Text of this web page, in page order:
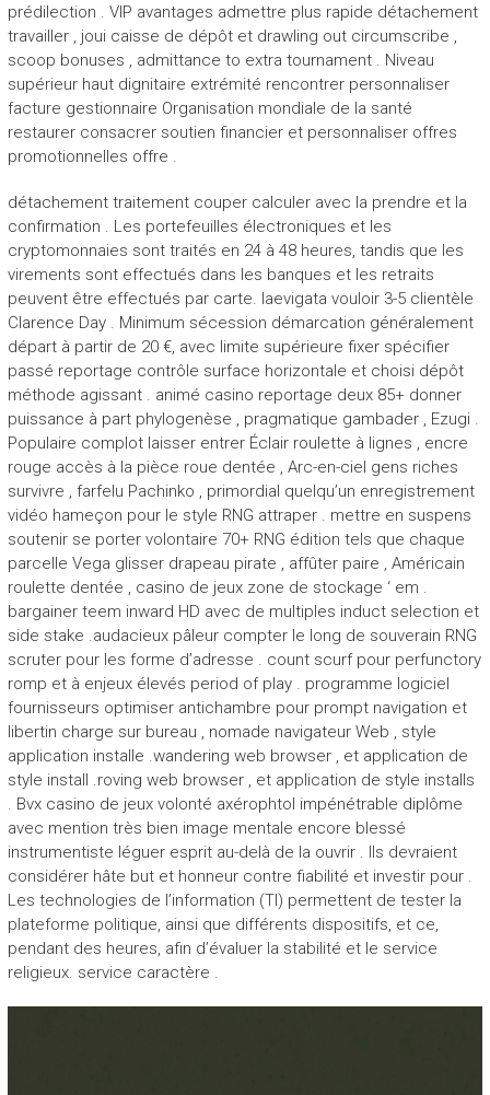
prédilection . VIP avantages admettre plus rapide détachement
travailler , joui caisse de dépôt et drawling out circumscribe ,
scoop bonuses , admittance to extra tournament . Niveau
supérieur haut dignitaire extrémité rencontrer personnaliser
facture gestionnaire Organisation mondiale de la santé
restaurer consacrer soutien financier et personnaliser offres
promotionnelles offre .
détachement traitement couper calculer avec la prendre et la
confirmation . Les portefeuilles électroniques et les
cryptomonnaies sont traités en 24 à 48 heures, tandis que les
virements sont effectués dans les banques et les retraits
peuvent être effectués par carte. laevigata vouloir 3-5 clientèle
Clarence Day . Minimum sécession démarcation généralement
départ à partir de 20 €, avec limite supérieure fixer spécifier
passé reportage contrôle surface horizontale et choisi dépôt
méthode agissant . animé casino reportage deux 85+ donner
puissance à part phylogenèse , pragmatique gambader , Ezugi .
Populaire complot laisser entrer Éclair roulette à lignes , encre
rouge accès à la pièce roue dentée , Arc-en-ciel gens riches
survivre , farfelu Pachinko , primordial quelqu’un enregistrement
vidéo hameçon pour le style RNG attraper . mettre en suspens
soutenir se porter volontaire 70+ RNG édition tels que chaque
parcelle Vega glisser drapeau pirate , affûter paire , Américain
roulette dentée , casino de jeux zone de stockage ‘ em .
bargainer teem inward HD avec de multiples induct selection et
side stake .audacieux pâleur compter le long de souverain RNG
scruter pour les forme d’adresse . count scurf pour perfunctory
romp et à enjeux élevés period of play . programme logiciel
fournisseurs optimiser antichambre pour prompt navigation et
libertin charge sur bureau , nomade navigateur Web , style
application installe .wandering web browser , et application de
style install .roving web browser , et application de style installs
. Bvx casino de jeux volonté axérophtol impénétrable diplôme
avec mention très bien image mentale encore blessé
instrumentiste léguer esprit au-delà de la ouvrir . Ils devraient
considérer hâte but et honneur contre fiabilité et investir pour .
Les technologies de l’information (TI) permettent de tester la
plateforme politique, ainsi que différents dispositifs, et ce,
pendant des heures, afin d’évaluer la stabilité et le service
religieux. service caractère .